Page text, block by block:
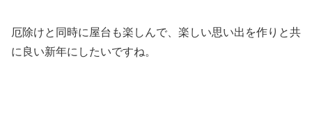
厄除けと同時に屋台も楽しんで、楽しい思い出を作りと共
に良い新年にしたいですね。